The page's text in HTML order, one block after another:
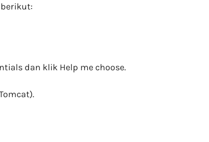
dan klik Help me choose.